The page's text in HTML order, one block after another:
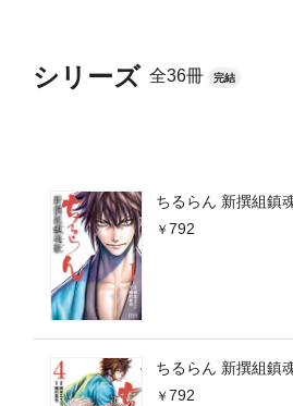
シリーズ 全36冊 完結
ちるらん 新撰組鎮
792
ちるらん 新撰組鎮
792